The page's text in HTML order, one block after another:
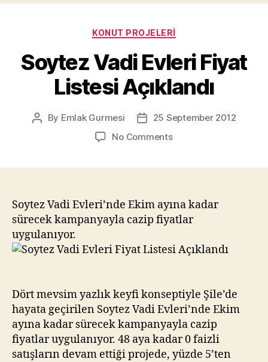
Categories
KONUT PROJELERI
Soytez Vadi Evleri Fiyat
Listesi Açıklandı
Post
By Emlak Gurmesi
Post25 September 2012
No Commentson
Listesi
Açıklandı
Soytez Vadi Evleri’nde Ekim ayına kadar
sürecek kampanyayla cazip fiyatlar
uygulanıyor.
Dört mevsim yazlık keyfi konseptiyle Şile’de
hayata geçirilen Soytez Vadi Evleri’nde Ekim
ayına kadar sürecek kampanyayla cazip
fiyatlar uygulanıyor. 48 aya kadar 0 faizli
satışların devam ettiği projede, yüzde 5’ten